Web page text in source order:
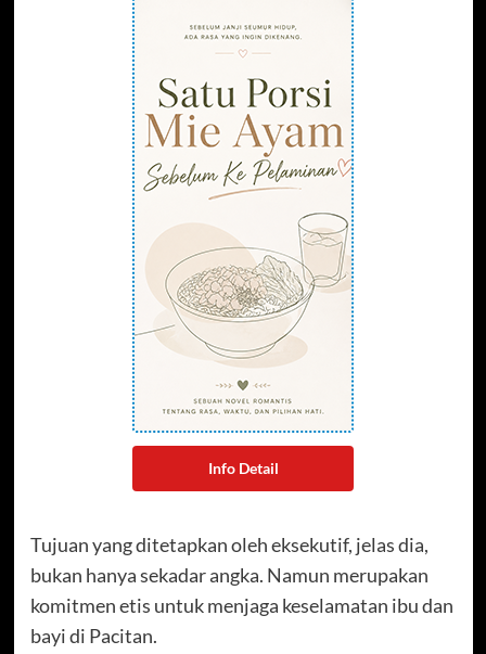
Info Detail
Tujuan yang ditetapkan oleh eksekutif, jelas dia,
bukan hanya sekadar angka. Namun merupakan
komitmen etis untuk menjaga keselamatan ibu dan
bayi di Pacitan.